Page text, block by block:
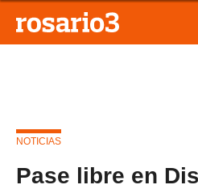
NOTICIAS
Pase libre en